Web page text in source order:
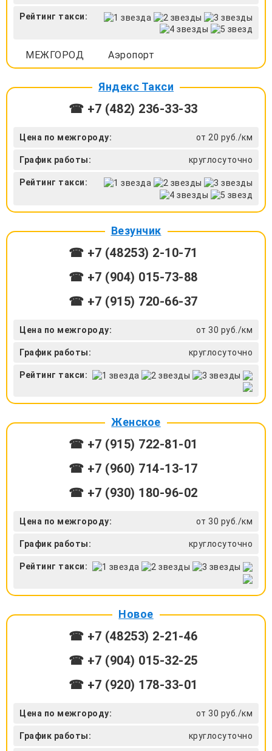
Рейтинг такси:
МЕЖГОРОД Аэропорт
Яндекс Такси
☎ +7 (482) 236-33-33
Цена по межгороду: от 20 руб./км
График работы: круглосуточно
Рейтинг такси:
Везунчик
☎ +7 (48253) 2-10-71
☎ +7 (904) 015-73-88
☎ +7 (915) 720-66-37
Цена по межгороду: от 30 руб./км
График работы: круглосуточно
Рейтинг такси:
Женское
☎ +7 (915) 722-81-01
☎ +7 (960) 714-13-17
☎ +7 (930) 180-96-02
Цена по межгороду: от 30 руб./км
График работы: круглосуточно
Рейтинг такси:
Новое
☎ +7 (48253) 2-21-46
☎ +7 (904) 015-32-25
☎ +7 (920) 178-33-01
Цена по межгороду: от 30 руб./км
График работы: круглосуточно